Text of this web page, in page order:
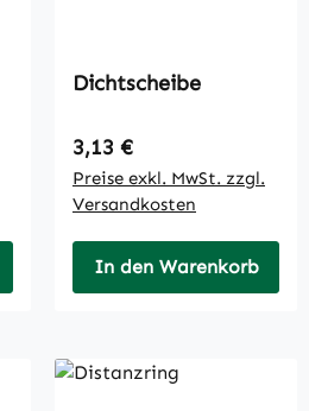
Dichtscheibe
Regulärer Preis:
3,13 €
Preise exkl. MwSt. zzgl.
Versandkosten
In den Warenkorb